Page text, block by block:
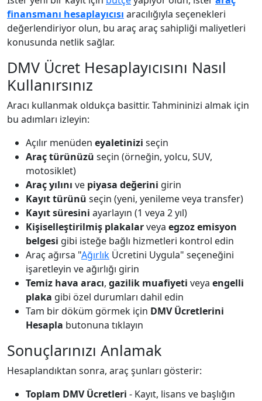
finansmanı hesaplayıcısı aracılığıyla seçenekleri
değerlendiriyor olun, bu araç araç sahipliği maliyetleri
konusunda netlik sağlar.
DMV Ücret Hesaplayıcısını Nasıl
Kullanırsınız
Aracı kullanmak oldukça basittir. Tahmininizi almak için
bu adımları izleyin:
Açılır menüden eyaletinizi seçin
Araç türünüzü seçin (örneğin, yolcu, SUV,
motosiklet)
Araç yılını ve piyasa değerini girin
Kayıt türünü seçin (yeni, yenileme veya transfer)
Kayıt süresini ayarlayın (1 veya 2 yıl)
Kişiselleştirilmiş plakalarveya egzoz emisyon
belgesi gibi isteğe bağlı hizmetleri kontrol edin
Araç ağırsa "Ağırlık Ücretini Uygula" seçeneğini
işaretleyin ve ağırlığı girin
Temiz hava aracı, gazilik muafiyeti veya engelli
plaka gibi özel durumları dahil edin
Tam bir döküm görmek için DMV Ücretlerini
Hesapla butonuna tıklayın
Sonuçlarınızı Anlamak
Hesaplandıktan sonra, araç şunları gösterir:
Toplam DMV Ücretleri - Kayıt, lisans ve başlığın